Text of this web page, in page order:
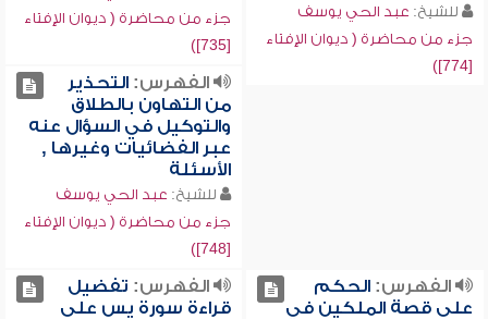
للشيخ: عبد الحي يوسف
جزء من محاضرة ( ديوان الإفتاء
[774])
جزء من محاضرة ( ديوان الإفتاء
[735])
الفهرس:التحذير
من التهاون بالطلاق
والتوكيل في السؤال عنه
عبر الفضائيات وغيرها ,
الأسئلة
للشيخ: عبد الحي يوسف
جزء من محاضرة ( ديوان الإفتاء
[748])
الفهرس:الحكم
على قصة الملكين في
الفهرس: تفضيل
قراءة سورة يس على